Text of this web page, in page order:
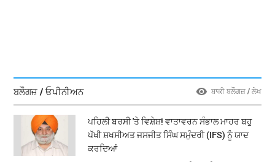
ਬਲੌਗਜ਼ / ਓਪੀਨੀਅਨ ਬਾਕੀ ਬਲੌਗਜ਼ / ਲੇਖ
ਪਹਿਲੀ ਬਰਸੀ 'ਤੇ ਵਿਸ਼ੇਸ਼! ਵਾਤਾਵਰਨ ਸੰਭਾਲ ਮਾਹਰ ਬਹੁ
ਪੱਖੀ ਸ਼ਖਸੀਅਤ ਜਸਜੀਤ ਸਿੰਘ ਸਮੁੰਦਰੀ (IFS) ਨੂੰ ਯਾਦ
ਕਰਦਿਆਂ